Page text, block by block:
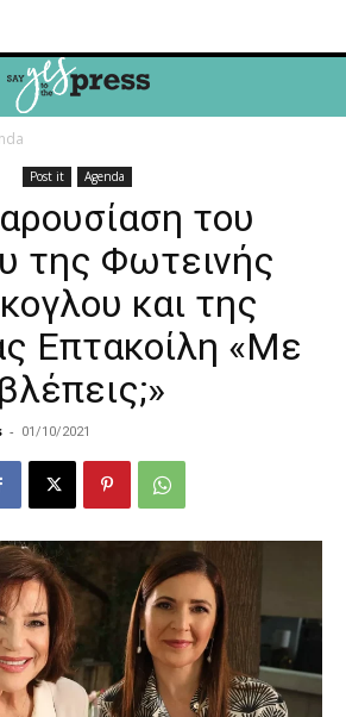
Post it Agenda
του
της Φωτεινής
και της
Επτακοίλη «Με
βλέπεις;»
- 01/10/2021